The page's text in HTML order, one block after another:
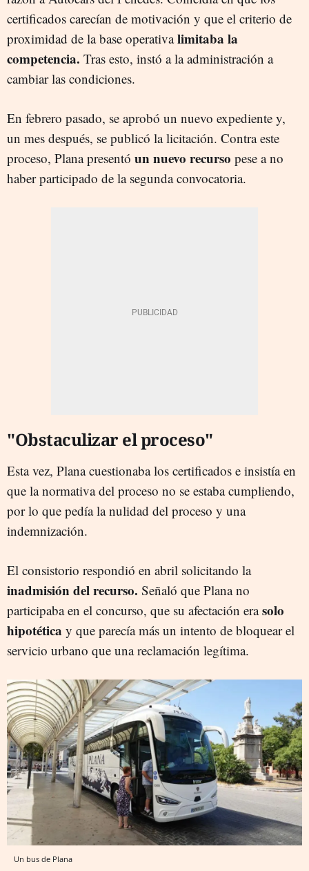
certificados carecían de motivación y que el criterio de
proximidad de la base operativalimitaba la
competencia. Tras esto, instó a la administración a
cambiar las condiciones.
En febrero pasado, se aprobó un nuevo expediente y,
un mes después, se publicó la licitación. Contra este
proceso, Plana presentó un nuevo recurso pese a no
haber participado de la segunda convocatoria.
"Obstaculizar el proceso"
Esta vez, Plana cuestionaba los certificados e insistía en
que la normativa del proceso no se estaba cumpliendo,
por lo que pedía la nulidad del proceso y una
indemnización.
El consistorio respondió en abril solicitando la
inadmisión del recurso. Señaló que Plana no
participaba en el concurso, que su afectación erasolo
hipotética y que parecía más un intento de bloquear el
servicio urbano que una reclamación legítima.
Un bus de Plana